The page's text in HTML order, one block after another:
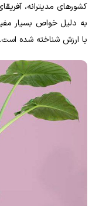
کشورهای مدیترانه،
به دلیل خواص بسیار
با ارزش شناخته شده است.